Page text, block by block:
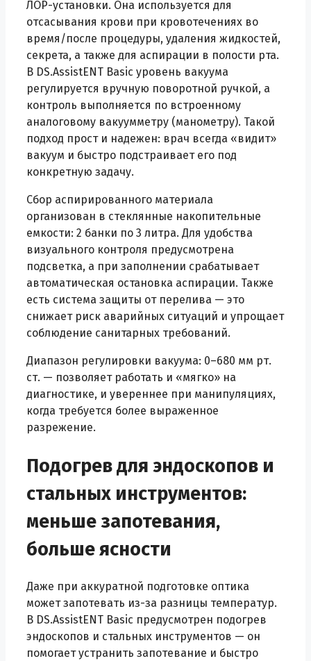
ЛОР-установки. Она используется для
отсасывания крови при кровотечениях во
время/после процедуры, удаления жидкостей,
секрета, а также для аспирации в полости рта.
В DS.AssistENT Basic уровень вакуума
регулируется вручную поворотной ручкой, а
контроль выполняется по встроенному
аналоговому вакуумметру (манометру). Такой
подход прост и надежен: врач всегда «видит»
вакуум и быстро подстраивает его под
конкретную задачу.
Сбор аспирированного материала
организован в стеклянные накопительные
емкости: 2 банки по 3 литра. Для удобства
визуального контроля предусмотрена
подсветка, а при заполнении срабатывает
автоматическая остановка аспирации. Также
есть система защиты от перелива — это
снижает риск аварийных ситуаций и упрощает
соблюдение санитарных требований.
Диапазон регулировки вакуума: 0–680 мм рт.
ст. — позволяет работать и «мягко» на
диагностике, и увереннее при манипуляциях,
когда требуется более выраженное
разрежение.
Подогрев для эндоскопов и
стальных инструментов:
меньше запотевания,
больше ясности
Даже при аккуратной подготовке оптика
может запотевать из-за разницы температур.
В DS.AssistENT Basic предусмотрен подогрев
эндоскопов и стальных инструментов — он
помогает устранить запотевание и быстро